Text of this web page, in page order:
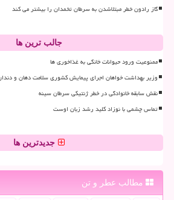
گاز رادون خطر مبتلاشدن به سرطان تخمدان را بیشتر می کند
جالب ترین ها
ممنوعیت ورود حیوانات خانگی به غذاخوری ها
وزیر بهداشت خواهان اجرای پیمایش کشوری سلامت دهان و
نقش سابقه خانوادگی در خطر ژنتیکی سرطان سینه
تماس چشمی با نوزاد کلید رشد زبان اوست
جدیدترین ها
مطالب عطر و تن